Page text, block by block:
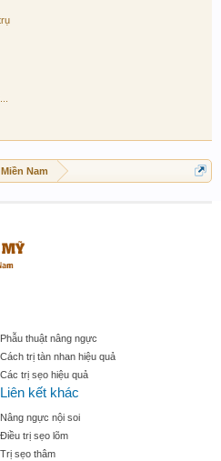
Nam
Phẫu thuật nâng ngực
Cách trị tàn nhan hiệu quả
Các trị sẹo hiệu quả
Liên kết khác
Nâng ngực nội soi
Điều trị sẹo lõm
Trị sẹo thâm